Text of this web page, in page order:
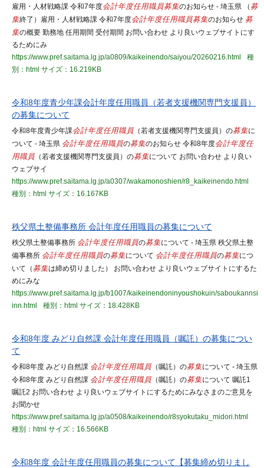
雇用・人材戦略課 令和7年度会計年度任用職員募集のお知らせ - 埼玉県 （ 募
集終了）雇用・人材戦略課 令和7年度会計年度任用職員募集のお知らせ 募
集の概要 勤務地 任用期間 受付期間 お問い合わせ より良いウェブサイトにす
るためにみ
https://www.pref.saitama.lg.jp/a0809/kaikeinendo/saiyou/20260216.html
種
別：html サイズ：16.219KB
令和8年度青少年課会計年度任用職員（若者支援機関専門支援員）
の募集について
令和8年度青少年課会計年度任用職員 （若者支援機関専門支援員）の募集に
ついて - 埼玉県 会計年度任用職員の募集のお知らせ 令和8年度会計年度任
用職員 （若者支援機関専門支援員）の募集について お問い合わせ より良い
ウェブサイ
https://www.pref.saitama.lg.jp/a0307/wakamonoshien/r8_kaikeinendo.html
種別：html サイズ：16.167KB
秩父県土整備事務所 会計年度任用職員の募集について
秩父県土整備事務所 会計年度任用職員の募集について - 埼玉県 秩父県土整
備事務所 会計年度任用職員の募集について 会計年度任用職員の募集につ
いて（ 募集は締め切りました） お問い合わせ より良いウェブサイトにするた
めにみな
https://www.pref.saitama.lg.jp/b1007/kaikeinendoninyoushokuin/saboukannsi
inn.html
種別：html サイズ：18.428KB
令和8年度 みどり自然課 会計年度任用職員（嘱託）の募集につい
て
令和8年度 みどり自然課 会計年度任用職員 （嘱託）の募集について - 埼玉県
令和8年度 みどり自然課 会計年度任用職員 （嘱託）の募集について 嘱託1
嘱託2 お問い合わせ より良いウェブサイトにするためにみなさまのご意見を
お聞かせ
https://www.pref.saitama.lg.jp/a0508/kaikeinendo/r8syokutaku_midori.html
種別：html サイズ：16.566KB
令和8年度 会計年度任用職員の募集について【募集締め切りまし